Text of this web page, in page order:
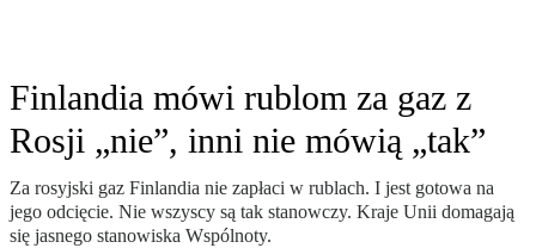
Finlandia mówi rublom za gaz z
Rosji „nie”, inni nie mówią „tak”
Za rosyjski gaz Finlandia nie zapłaci w rublach. I jest gotowa na
jego odcięcie. Nie wszyscy są tak stanowczy. Kraje Unii domagają
się jasnego stanowiska Wspólnoty.